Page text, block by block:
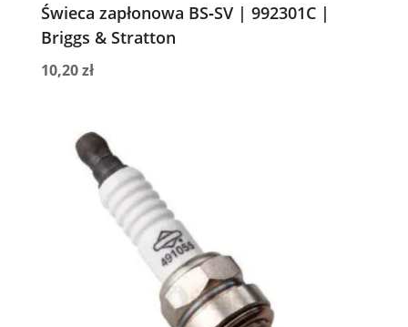
Świeca zapłonowa BS‑SV | 992301C |
Briggs & Stratton
10,20zł